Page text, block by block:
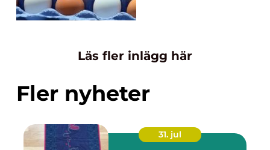
Läs fler inlägg här
Fler nyheter
31. jul